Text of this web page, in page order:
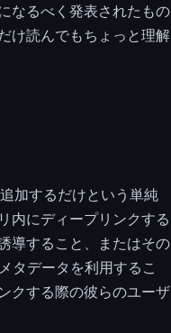
なるべく発表されたもの
け読んでもちょっと理解
加するだけという単純
内にディープリンクする
導すること、またはその
タデータを利用するこ
クする際の彼らのユーザ